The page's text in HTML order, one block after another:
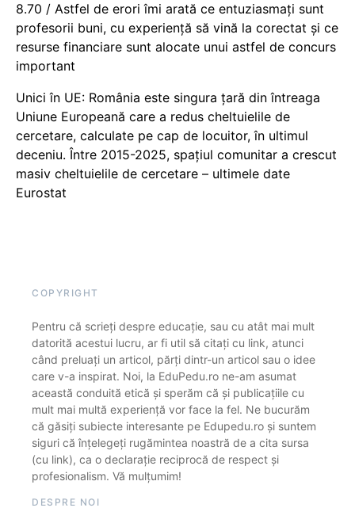
8.70 / Astfel de erori îmi arată ce entuziasmați sunt
profesorii buni, cu experiență să vină la corectat și ce
resurse financiare sunt alocate unui astfel de concurs
important
Unici în UE: România este singura țară din întreaga
Uniune Europeană care a redus cheltuielile de
cercetare, calculate pe cap de locuitor, în ultimul
deceniu. Între 2015-2025, spațiul comunitar a crescut
masiv cheltuielile de cercetare – ultimele date
Eurostat
COPYRIGHT
Pentru că scrieți despre educație, sau cu atât mai mult
datorită acestui lucru, ar fi util să citați cu link, atunci
când preluați un articol, părți dintr-un articol sau o idee
care v-a inspirat. Noi, la EduPedu.ro ne-am asumat
această conduită etică și sperăm că și publicațiile cu
mult mai multă experiență vor face la fel. Ne bucurăm
că găsiți subiecte interesante pe Edupedu.ro și suntem
siguri că înțelegeți rugămintea noastră de a cita sursa
(cu link), ca o declarație reciprocă de respect și
profesionalism. Vă mulțumim!
DESPRE NOI